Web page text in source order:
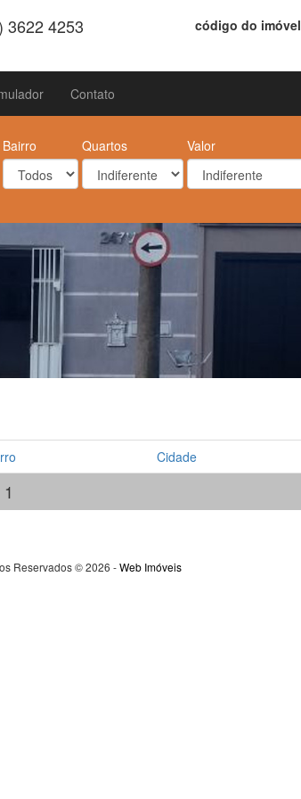
3622 4253 código do imóvel
Contato
Bairro Quartos Valor
Cidade
1
Reservados © 2026 -Web Imóveis